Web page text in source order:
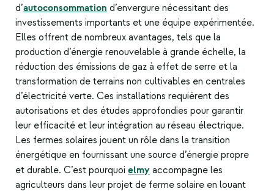
d’autoconsommation d’envergure nécessitant des
investissements importants et une équipe expérimentée.
Elles offrent de nombreux avantages, tels que la
production d’énergie renouvelable à grande échelle, la
réduction des émissions de gaz à effet de serre et la
transformation de terrains non cultivables en centrales
d’électricité verte. Ces installations requièrent des
autorisations et des études approfondies pour garantir
leur efficacité et leur intégration au réseau électrique.
Les fermes solaires jouent un rôle dans la transition
énergétique en fournissant une source d’énergie propre
et durable. C’est pourquoi elmy accompagne les
agriculteurs dans leur projet de ferme solaire en louant